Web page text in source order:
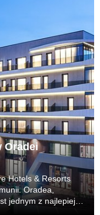
Oradei
Hotels & Resorts
Oradea,
jednym z najlepiej